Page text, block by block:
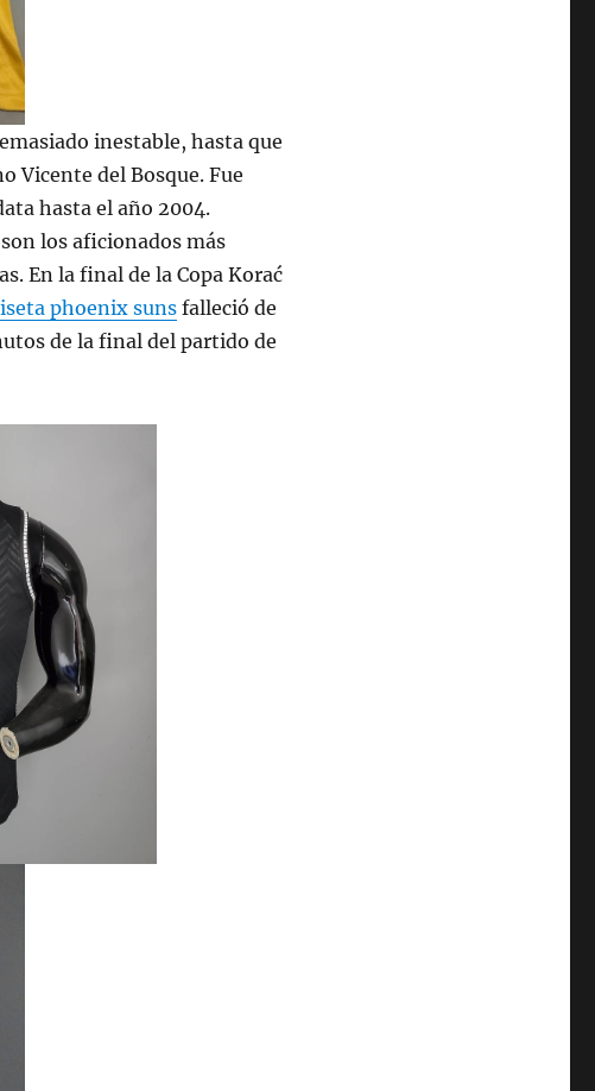
inestable, hasta que
Vicente del Bosque. Fue
hasta el año 2004.
los aficionados más
En la final de la Copa Korać
phoenix suns falleció de
de la final del partido de